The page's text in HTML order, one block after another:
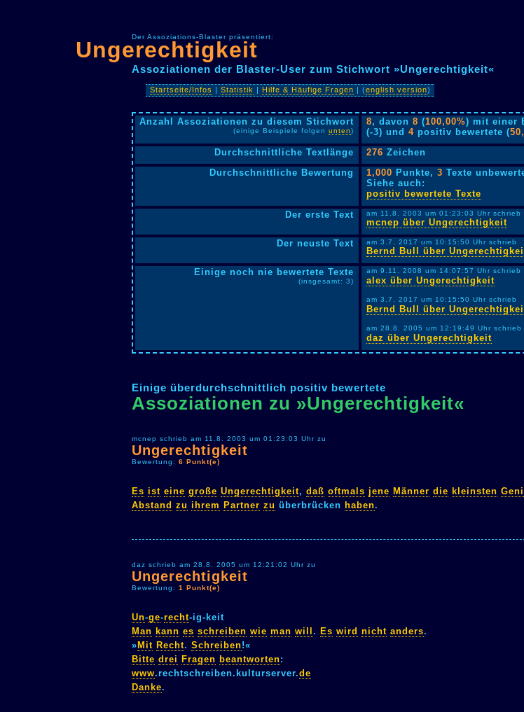
Der Assoziations-Blaster präsentiert:
Ungerechtigkeit
Assoziationen der Blaster-User zum Stichwort »Ungerechtigkeit«
Startseite/Infos Statistik Hilfe & Häufige Fragen | (english version)
Anzahl Assoziationen zu diesem Stichwort
(einige Beispiele folgen unten)
8, davon8 (100,00%) mit einer
(-3) und4 positiv bewertete (
Durchschnittliche Textlänge
276 Zeichen
Durchschnittliche Bewertung
1,000 Punkte,3 Texte
Siehe auch:
positiv bewertete Texte
Der erste Text
am 11.8. 2003 um 01:23:03 Uhr schrieb
mcnep über Ungerechtigkeit
Der neuste Text
am 3.7. 2017 um 10:15:50 Uhr schrieb
Bernd Bull über
Einige noch nie bewertete Texte
(insgesamt: 3)
am 9.11. 2008 um 14:07:57 Uhr schrieb
alex über Ungerechtigkeit
am 3.7. 2017 um 10:15:50 Uhr schrieb
Bernd Bull über
am 28.8. 2005 um 12:19:49 Uhr schrieb
daz über Ungerechtigkeit
Einige überdurchschnittlich positiv bewertete
Assoziationen zu »Ungerechtigkeit«
mcnep schrieb am 11.8. 2003 um 01:23:03 Uhr zu
Ungerechtigkeit
Bewertung: 6 Punkt(e)
Es ist eine große Ungerechtigkeit, daß oftmals jene Männer die kleinsten
Abstand zu ihrem Partner zu überbrücken haben.
daz schrieb am 28.8. 2005 um 12:21:02 Uhr zu
Ungerechtigkeit
Bewertung: 1 Punkt(e)
Un-ge-recht-ig-keit
Man kann es schreiben wie man will . Es wird nicht anders.
» Mit Recht. Schreiben!«
Bitte drei Fragen beantworten:
www.rechtschreiben.kulturserver.de
Danke.